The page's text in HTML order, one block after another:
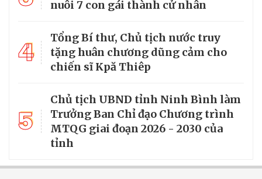
nuôi 7 con gái thành cử nhân
4
Tổng Bí thư, Chủ tịch nước truy
tặng huân chương dũng cảm cho
chiến sĩ Kpă Thiêp
5
Chủ tịch UBND tỉnh Ninh Bình làm
Trưởng Ban Chỉ đạo Chương trình
MTQG giai đoạn 2026 - 2030 của
tỉnh